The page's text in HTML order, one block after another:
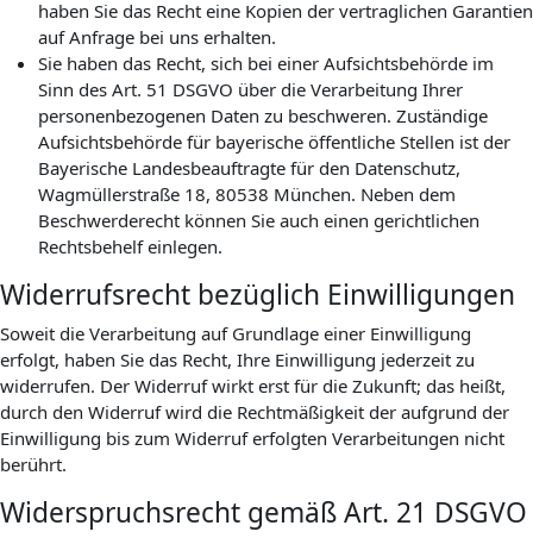
haben Sie das Recht eine Kopien der vertraglichen Garantien
auf Anfrage bei uns erhalten.
Sie haben das Recht, sich bei einer Aufsichtsbehörde im
Sinn des Art. 51 DSGVO über die Verarbeitung Ihrer
personenbezogenen Daten zu beschweren. Zuständige
Aufsichtsbehörde für bayerische öffentliche Stellen ist der
Bayerische Landesbeauftragte für den Datenschutz,
Wagmüllerstraße 18, 80538 München. Neben dem
Beschwerderecht können Sie auch einen gerichtlichen
Rechtsbehelf einlegen.
Widerrufsrecht bezüglich Einwilligungen
Soweit die Verarbeitung auf Grundlage einer Einwilligung
erfolgt, haben Sie das Recht, Ihre Einwilligung jederzeit zu
widerrufen. Der Widerruf wirkt erst für die Zukunft; das heißt,
durch den Widerruf wird die Rechtmäßigkeit der aufgrund der
Einwilligung bis zum Widerruf erfolgten Verarbeitungen nicht
berührt.
Widerspruchsrecht gemäß Art. 21 DSGVO